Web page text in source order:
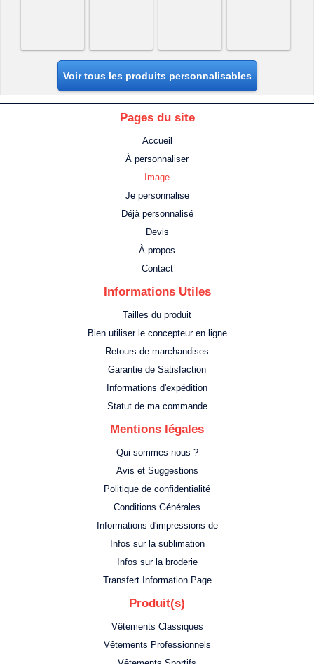
Voir tous les produits personnalisables
Pages du site
Accueil
À personnaliser
Image
Je personnalise
Déjà personnalisé
Devis
À propos
Contact
Informations Utiles
Tailles du produit
Bien utiliser le concepteur en ligne
Retours de marchandises
Garantie de Satisfaction
Informations d'expédition
Statut de ma commande
Mentions légales
Qui sommes-nous ?
Avis et Suggestions
Politique de confidentialité
Conditions Générales
Informations d'impressions de
Infos sur la sublimation
Infos sur la broderie
Transfert Information Page
Produit(s)
Vêtements Classiques
Vêtements Professionnels